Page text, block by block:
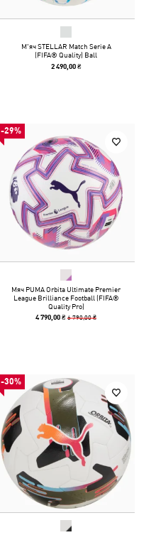
М'яч STELLAR Match Serie A
(FIFA® Quality) Ball
2 490,00 ₴
-29%
Мяч PUMA Orbita Ultimate Premier
League Brilliance Football (FIFA®
Quality Pro)
4 790,00 ₴6 790,00 ₴
-30%